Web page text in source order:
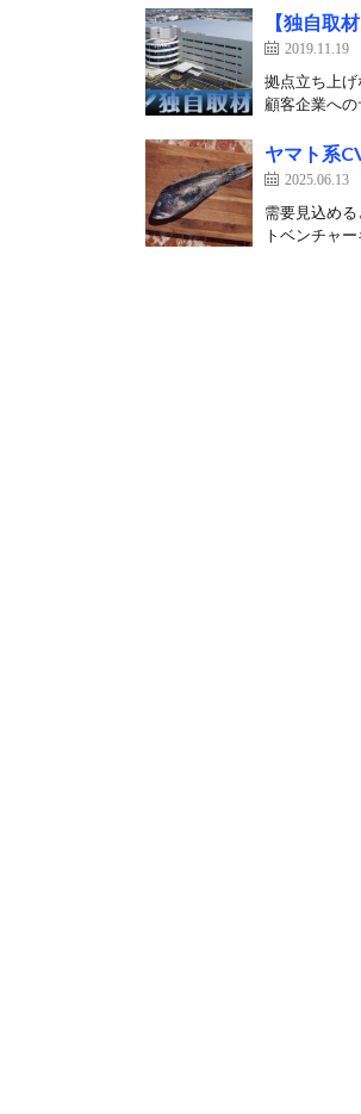
【独自取
2019.11.19
拠点立ち上
顧客企業へ
ヤマト系
2025.06.13
需要見込め
トベンチャ